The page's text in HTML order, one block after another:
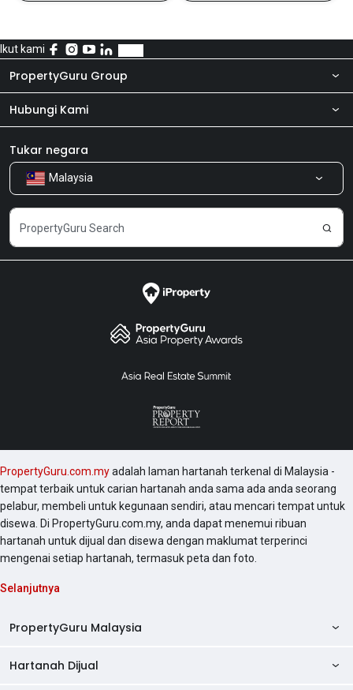
Ikut kami
PropertyGuru Group
Tentang kita
Produk kami
Kerjaya
Hubungi Kami
Bilik Berita
Kongsi Maklum Balas
Tukar negara
Malaysia
PropertyGuru.com.myadalah laman hartanah terkenal di Malaysia -
tempat terbaik untuk carian hartanah anda sama ada anda seorang
pelabur, membeli untuk kegunaan sendiri, atau mencari tempat untuk
disewa. Di PropertyGuru.com.my, anda dapat menemui ribuan
hartanah untuk dijual dan disewa dengan maklumat terperinci
mengenai setiap hartanah, termasuk peta dan foto.
Selanjutnya
PropertyGuru Malaysia
AskGuru
Hartanah Dijual